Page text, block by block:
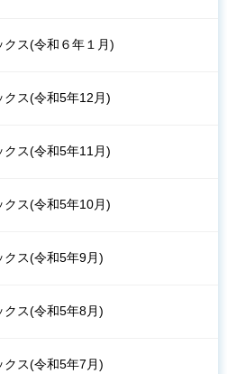
クス(令和６年１月)
クス(令和5年12月)
クス(令和5年11月)
クス(令和5年10月)
クス(令和5年9月)
クス(令和5年8月)
クス(令和5年7月)